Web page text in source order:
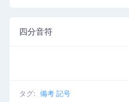
四分音符
タグ: 備考 記号